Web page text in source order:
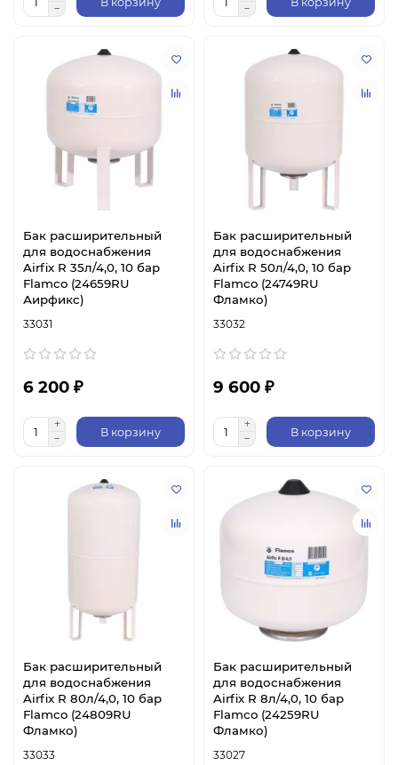
Бак расширительный
для водоснабжения
Airfix R 35л/4,0, 10 бар
Flamco (24659RU
Аирфикс)
33031
6 200 ₽
В корзину
Бак расширительный
для водоснабжения
Airfix R 50л/4,0, 10 бар
Flamco (24749RU
Фламко)
33032
9 600 ₽
В корзину
Бак расширительный
для водоснабжения
Airfix R 80л/4,0, 10 бар
Flamco (24809RU
Фламко)
33033
Бак расширительный
для водоснабжения
Airfix R 8л/4,0, 10 бар
Flamco (24259RU
Фламко)
33027